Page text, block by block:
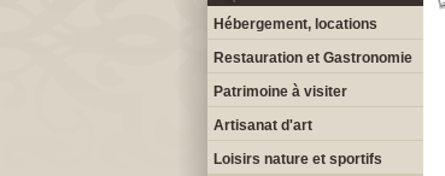
Hébergement, locations
Restauration et Gastronomie
Patrimoine à visiter
Artisanat d'art
Loisirs nature et sportifs